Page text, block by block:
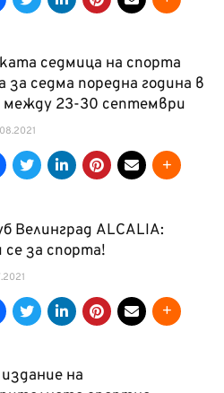
седмица на спорта
седма поредна година в
между 23-30 септември
Велинград ALCALIA:
за спорта!
на